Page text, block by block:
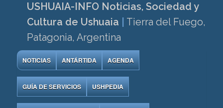
USHUAIA-INFO Noticias, Sociedad y
Cultura de Ushuaia
Tierra del Fuego,
Patagonia, Argentina
NOTICIAS ANTÁRTIDA AGENDA
GUÍA DE SERVICIOS USHPEDIA